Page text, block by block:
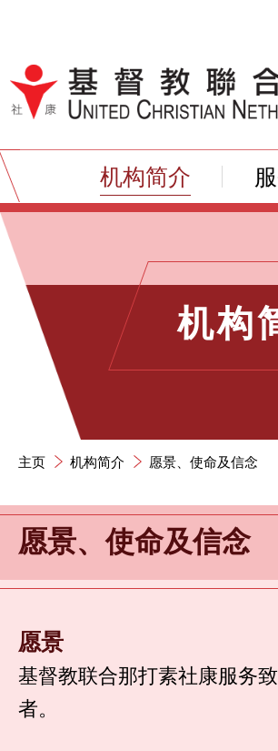
跳到内容（按输入键）
机构简介
机构
主页 机构简介 愿景、使命及信念
愿景、使命及信念
愿景
基督教联合那打素社康服务
者。